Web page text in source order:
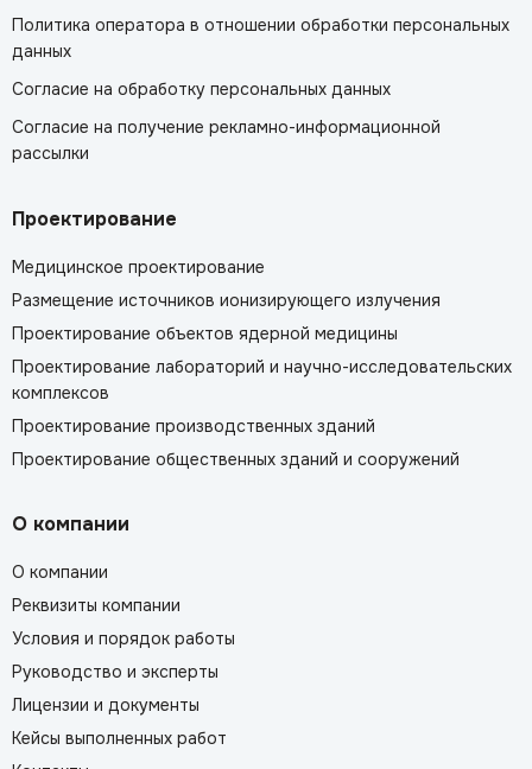
Политика оператора в отношении обработки персональных
данных
Согласие на обработку персональных данных
Согласие на получение рекламно-информационной
рассылки
Проектирование
Медицинское проектирование
Размещение источников ионизирующего излучения
Проектирование объектов ядерной медицины
Проектирование лабораторий и научно-исследовательских
комплексов
Проектирование производственных зданий
Проектирование общественных зданий и сооружений
О компании
О компании
Реквизиты компании
Условия и порядок работы
Руководство и эксперты
Лицензии и документы
Кейсы выполненных работ